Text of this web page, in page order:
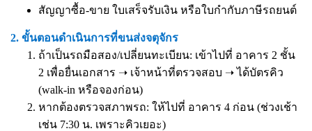
สัญญาซื้อ-ขาย ใบเสร็จรับเงิน หรือใบกำกับภาษีรถยนต์
2. ขั้นตอนดำเนินการที่ขนส่งจตุจักร
ถ้าเป็นรถมือสอง/เปลี่ยนทะเบียน: เข้าไปที่ อาคาร 2 ชั้น
2 เพื่อยื่นเอกสาร ➝ เจ้าหน้าที่ตรวจสอบ ➝ ได้บัตรคิว
(walk-in หรือจองก่อน)
หากต้องตรวจสภาพรถ: ให้ไปที่ อาคาร 4 ก่อน (ช่วงเช้า
เช่น 7:30 น. เพราะคิวเยอะ)